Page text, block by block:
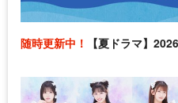
随時更新中！ 【夏ドラマ】